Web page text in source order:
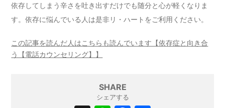
依存してしまう辛さを吐き出すだけでも随分と心が軽くなりま
す。依存に悩んでいる人は是非リ・ハートをご利用ください。
この記事を読んだ人はこちらも読んでいます【依存症と向き合
う【電話カウンセリング】】
SHARE
シェアする